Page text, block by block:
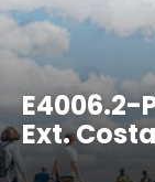
E4006.2-
Ext.